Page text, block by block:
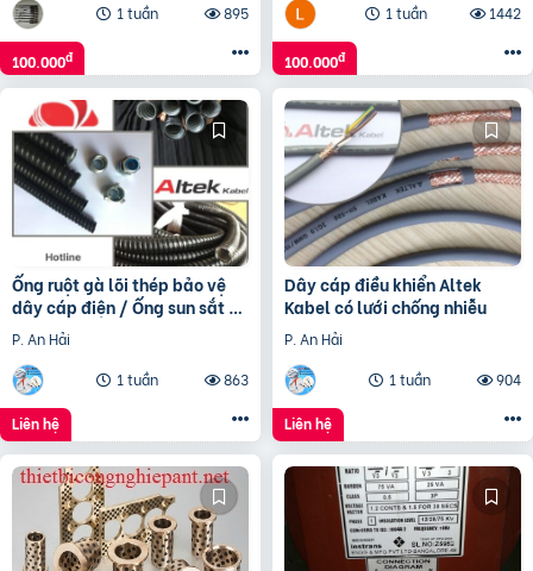
1 tuần
895
100.000đ
1 tuần
1442
100.000đ
Ống ruột gà lõi thép bảo vệ
dây cáp điện / Ống sun sắt /
Ống kẽm đàn hồi bọc nhựa
P. An Hải
1 tuần
863
Liên hệ
Dây cáp điều khiển Altek
Kabel có lưới chống nhiễu
P. An Hải
1 tuần
904
Liên hệ